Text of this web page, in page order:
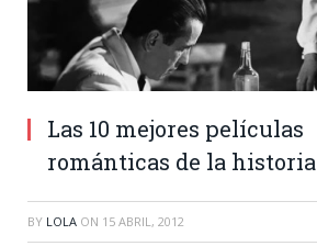
Las 10 mejores películas
románticas de la historia
BY LOLA ON 15 ABRIL, 2012